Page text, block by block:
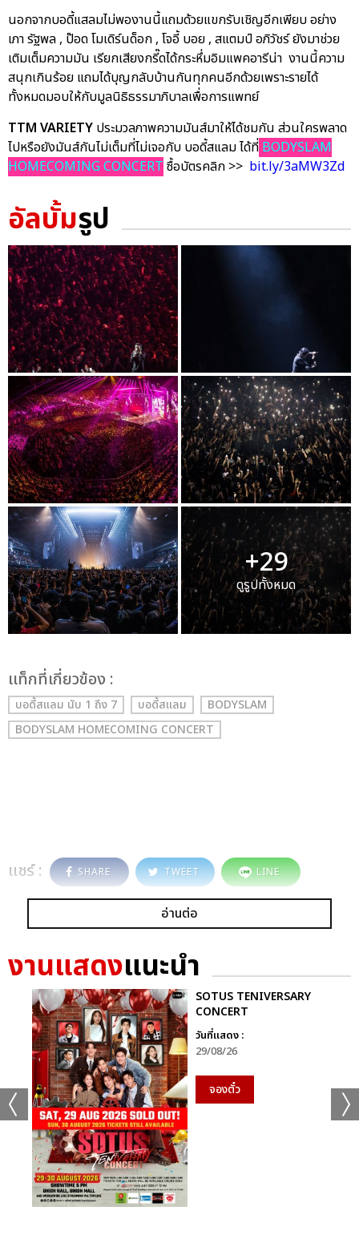
นอกจากบอดี้แสลมไม่พองานนี้แถมด้วยแขกรับเชิญอีกเพียบ อย่าง
เภา รัฐพล , ป๊อด โมเดิร์นด็อก , โจอี้ บอย , สแตมป์ อภิวัชร์ ยังมาช่วย
เติมเต็มความมัน เรียกเสียงกรี๊ดได้กระหึ่มอิมแพคอารีน่า งานนี้ความ
สนุกเกินร้อย แถมได้บุญกลับบ้านกันทุกคนอีกด้วยเพราะรายได้
ทั้งหมดมอบให้กับมูลนิธิธรรมาภิบาลเพื่อการแพทย์
TTM VARIETY ประมวลภาพความมันส์มาให้ได้ชมกัน ส่วนใครพลาด
ไปหรือยังมันส์กันไม่เต็มที่ไม่เจอกับ บอดี้สแลม ได้ที่ BODYSLAM
HOMECOMING CONCERT ซื้อบัตรคลิก >> bit.ly/3aMW3Zd
อัลบั้มรูป
+29
ดูรูปทั้งหมด
เเท็กที่เกี่ยวข้อง :
บอดี้สแลม นับ 1 ถึง 7 บอดี้สแลม
BODYSLAM
BODYSLAM HOMECOMING CONCERT
แชร์ : SHARE TWEET LINE
อ่านต่อ
งานแสดงแนะนำ
SOTUS TENIVERSARY
CONCERT
วันที่แสดง :
29/08/26
จองตั๋ว